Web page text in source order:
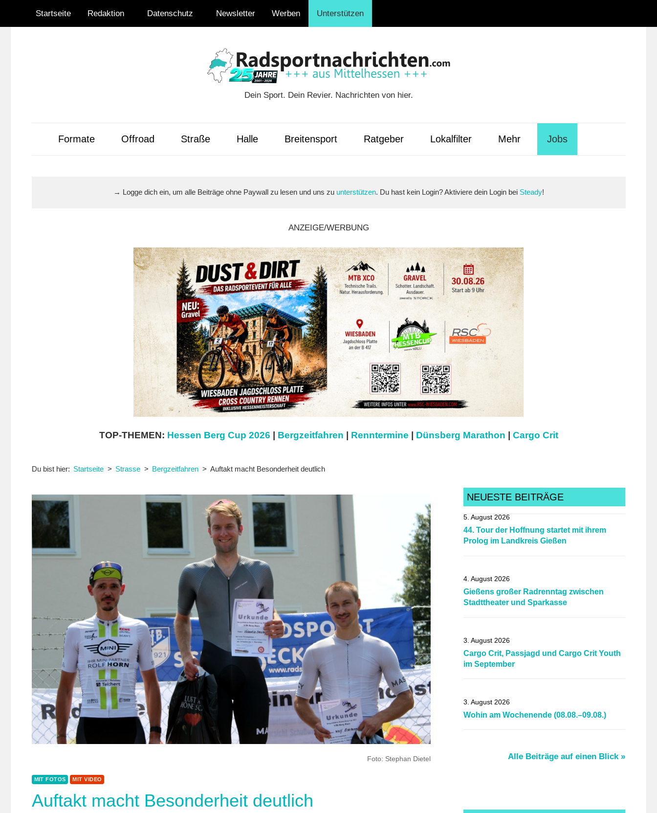
Feed
Startseite Redaktion Datenschutz Newsletter Werben Unterstützen
Radsportnachrichten.com
aus
Dein Sport. Dein Revier. Nachrichten von hier.
Formate Offroad Straße Halle Breitensport Ratgeber Lokalfilter Mehr Jobs
→ Logge dich ein, um alle Beiträge ohne Paywall zu lesen und uns zu unterstützen. Du hast kein Login? Aktiviere dein Login bei Steady!
ANZEIGE/WERBUNG
TOP-THEMEN: Hessen Berg Cup 2026 Bergzeitfahren Renntermine Dünsberg Marathon Cargo Crit
Du bist hier: Startseite Strasse Bergzeitfahren Auftakt macht Besonderheit deutlich
Foto: Stephan Dietel
MIT FOTOS MIT VIDEO
Auftakt macht Besonderheit deutlich
NEUESTE BEITRÄGE
5. August 2026
44. Tour der Hoffnung startet mit ihrem
Prolog im Landkreis Gießen
4. August 2026
Gießens großer Radrenntag zwischen
Stadttheater und Sparkasse
3. August 2026
Cargo Crit, Passjagd und Cargo Crit Youth
im September
3. August 2026
Wohin am Wochenende (08.08.–09.08.)
Alle Beiträge auf einen Blick »